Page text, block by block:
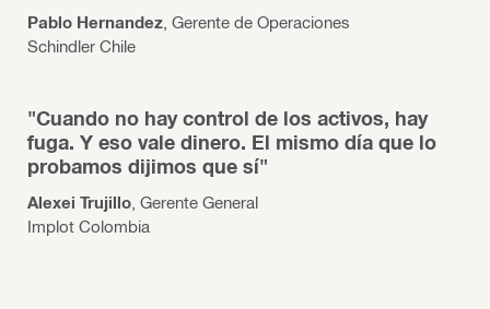
Pablo Hernandez , Gerente de Operaciones
Schindler Chile
"Cuando no hay control de los activos, hay
fuga. Y eso vale dinero. El mismo día que lo
probamos dijimos que sí"
Alexei Trujillo , Gerente General
Implot Colombia